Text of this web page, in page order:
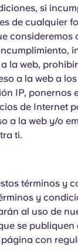
si
de cualquier
consideremos
la web,
a la web a
IP, ponernos
de Internet
a la web y/o
ti.
términos y
y
al uso de
se publiquen
página con